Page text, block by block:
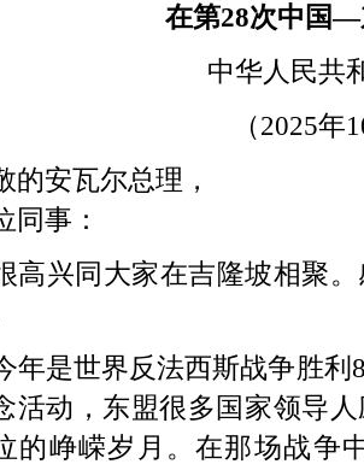
在第28次中国—
中华人民共
（2025
的安瓦尔总理，
同事：
高兴同大家在吉隆坡相聚
年是世界反法西斯战争胜
活动，东盟很多国家领导
的峥嵘岁月。在那场战争